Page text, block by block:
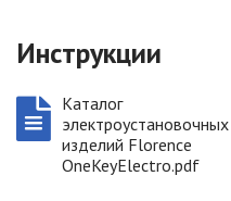
Инструкции
Каталог
электроустановочных
изделий Florence
OneKeyElectro.pdf